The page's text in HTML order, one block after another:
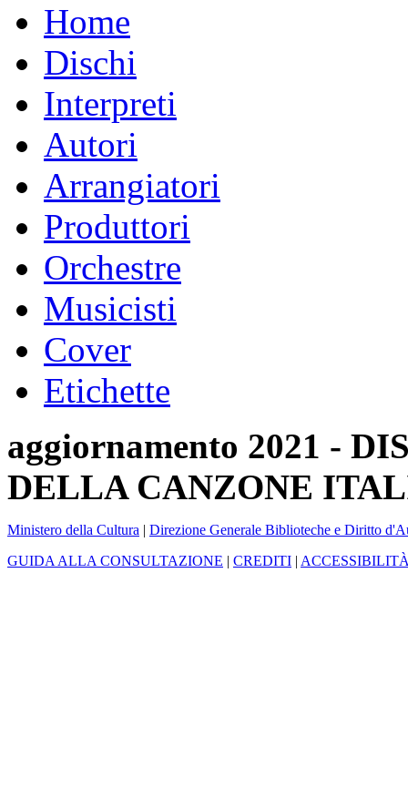
Home
Dischi
Interpreti
Autori
Arrangiatori
Produttori
Orchestre
Musicisti
Cover
Etichette
aggiornamento 2021 -
DELLA CANZONE
Ministero della Cultura | Direzione Generale Biblioteche e Diritto
GUIDA ALLA CONSULTAZIONE | CREDITI |